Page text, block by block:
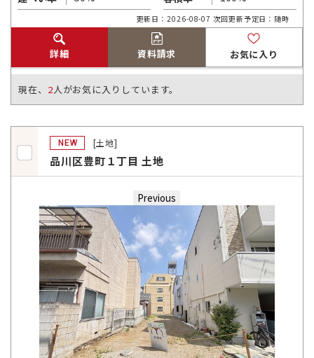
更新日：2026-08-07 次回更新予定日：随時
詳細 資料請求 お気に入り
現在、 2人がお気に入りしています。
NEW [土地]
品川区豊町１丁目 土地
Previous